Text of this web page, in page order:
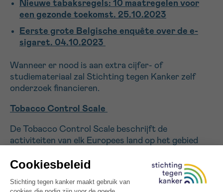
Nieuwe tabaksregels: 10 maatregelen voor
een gezonde toekomst. 25.10.2023
Eerste grote Belgische enquête over de e-
sigaret. 04.10.2023
Wanneer er nood is aan extra cijfer- of
studiemateriaal zal Stichting tegen Kanker zelf
onderzoek financieren.
Tobacco Control Scale
De Tobacco Control Scale beschrijft de
activiteiten van elk Europees land op het gebied
prijsverhogingen door hogere accijnzen op
tabaksproducten, rookverboden/-beperkingen op
openbare plaatsen en op het werk, verbod op